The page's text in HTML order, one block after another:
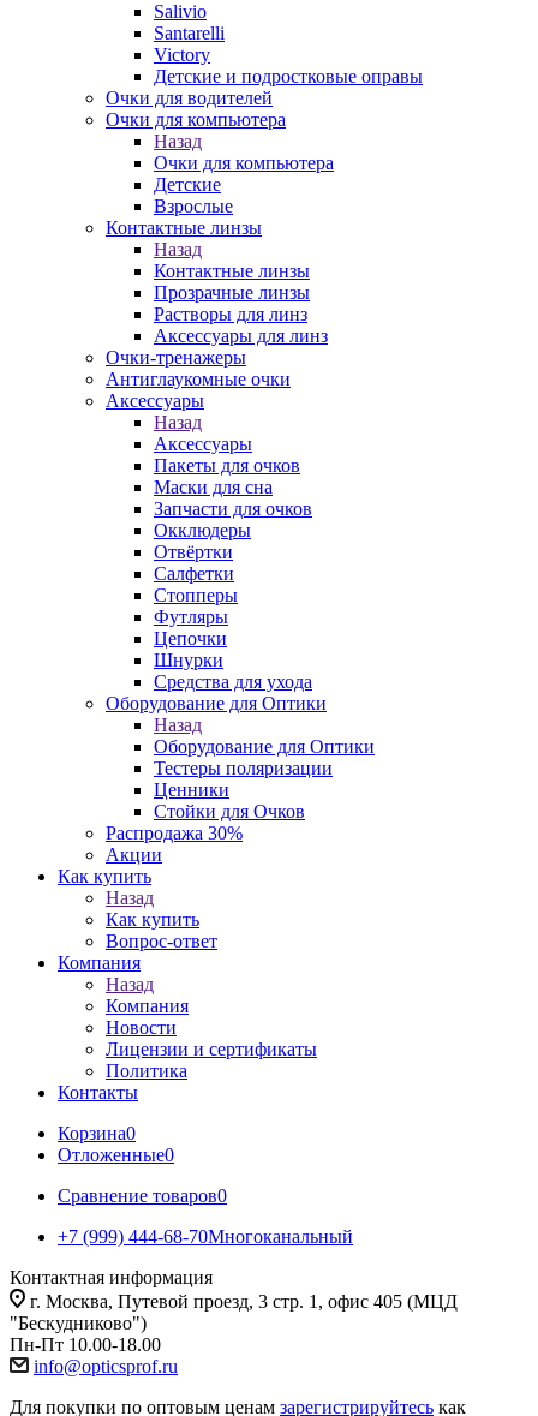
Salivio
Santarelli
Victory
Детские и подростковые оправы
Очки для водителей
Очки для компьютера
Назад
Очки для компьютера
Детские
Взрослые
Контактные линзы
Назад
Контактные линзы
Прозрачные линзы
Растворы для линз
Аксессуары для линз
Очки-тренажеры
Антиглаукомные очки
Аксессуары
Назад
Аксессуары
Пакеты для очков
Маски для сна
Запчасти для очков
Окклюдеры
Отвёртки
Салфетки
Стопперы
Футляры
Цепочки
Шнурки
Средства для ухода
Оборудование для Оптики
Назад
Оборудование для Оптики
Тестеры поляризации
Ценники
Стойки для Очков
Распродажа 30%
Акции
Как купить
Назад
Как купить
Вопрос-ответ
Компания
Назад
Компания
Новости
Лицензии и сертификаты
Политика
Контакты
Корзина0
Отложенные0
Сравнение товаров0
+7 (999) 444-68-70Многоканальный
Контактная информация
г. Москва, Путевой проезд, 3 стр. 1, офис 405 (МЦД
"Бескудниково")
Пн-Пт 10.00-18.00
info@opticsprof.ru
Для покупки по оптовым ценам зарегистрируйтесь как